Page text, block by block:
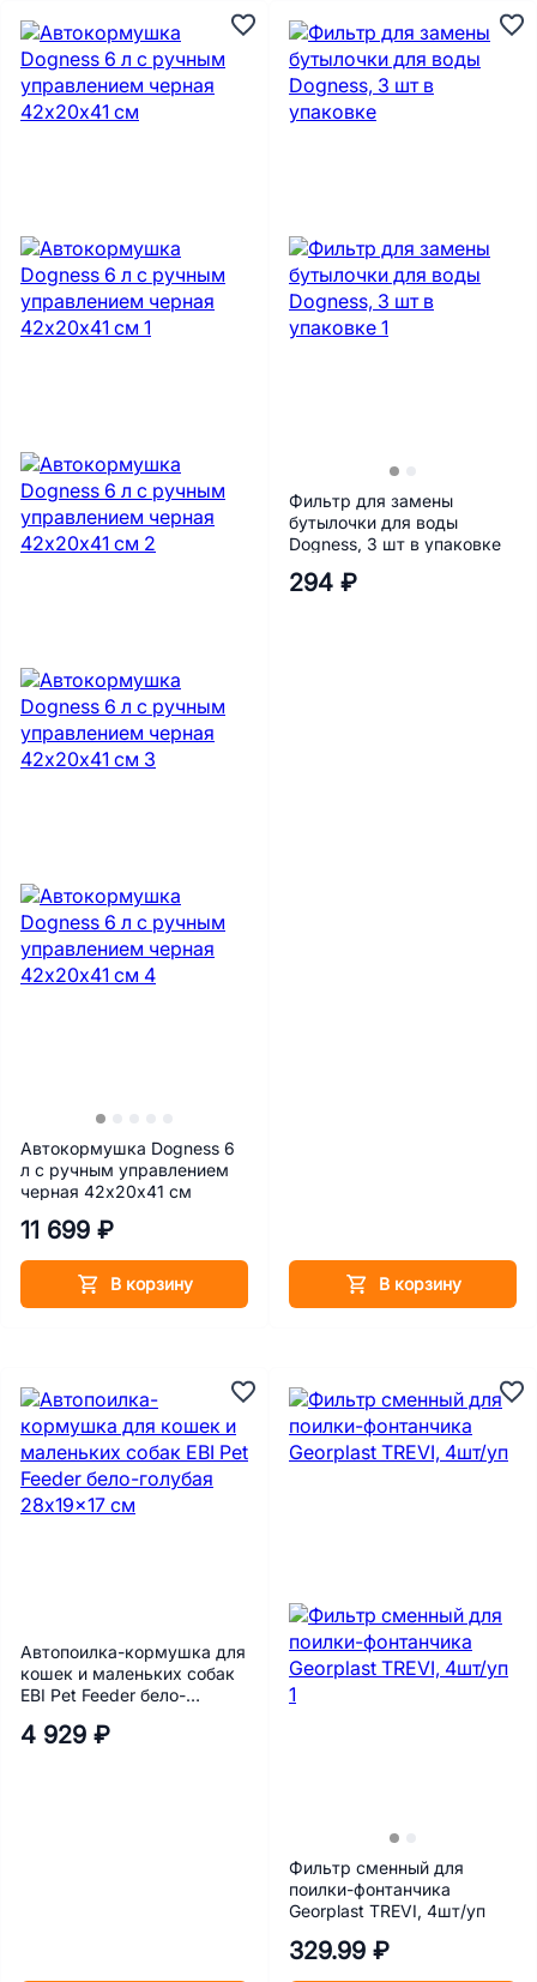
Автокормушка Dogness 6
л с ручным управлением
черная 42х20х41 см
11 699 ₽
В корзину
Фильтр для замены
бутылочки для воды
Dogness, 3 шт в упаковке
294 ₽
В корзину
Автопоилка-кормушка для
кошек и маленьких собак
EBI Pet Feeder бело-
4 929 ₽
Фильтр сменный для
поилки-фонтанчика
Georplast TREVI, 4шт/уп
329.99 ₽